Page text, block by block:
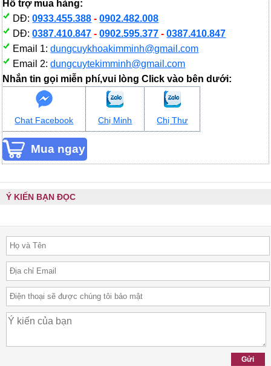
Hỗ trợ mua hàng:
DĐ:0933.455.388 -0902.482.008
DĐ:0387.410.847 -0902.595.377 -0387.410.847
Email 1:dungcuykhoakimminh@gmail.com
Email 2:dungcuytekimminh@gmail.com
Nhắn tin gọi miễn phí,vui lòng Click vào bên dưới:
Chat Facebook Chị Minh Chị Thư
Ý KIẾN BẠN ĐỌC